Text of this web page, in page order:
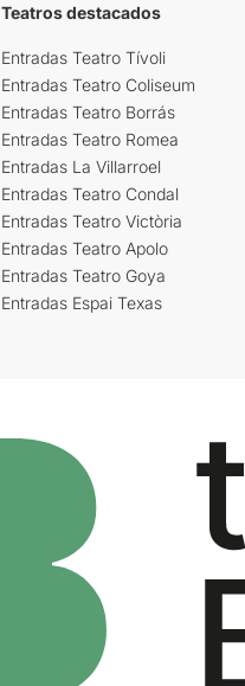
Teatros destacados
Entradas Teatro Tívoli
Entradas Teatro Coliseum
Entradas Teatro Borrás
Entradas Teatro Romea
Entradas La Villarroel
Entradas Teatro Condal
Entradas Teatro Victòria
Entradas Teatro Apolo
Entradas Teatro Goya
Entradas Espai Texas